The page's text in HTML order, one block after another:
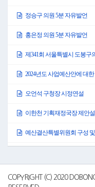
○의장 안병건
의원 여러분, 안녕하십니까?
성원이 되었으므로 제341회 서
(의사봉 3타)
이승복 사무국장님 나오셔서
○의회사무국장 이승복
제341회 서울특별시 도봉구의
시 도봉구의회 기본 조례 제29
이번 정례회 주요안건 및 회부
촉구 결의안이 부의되어 있습
정승구 의원 5분 자유발언
홍은정 의원 5분 자유발언
제341회 서울특별시 도봉구
2024년도 사업예산안에 대
오언석 구청장 시정연설
이한천 기획재정국장 제안
예산결산특별위원회 구성
COPYRIGHT (C) 2020